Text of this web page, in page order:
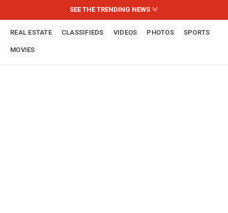
SEE THE TRENDING NEWS
REAL ESTATE CLASSIFIEDS VIDEOS PHOTOS SPORTS
MOVIES